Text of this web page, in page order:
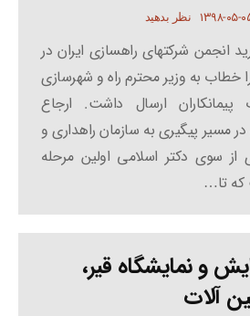
۰۵-۰۵ نظر بدهید
انجمن شرکتهای راهسازی ایران در
نامه ای را خطاب به وزیر محترم راه و شهرسازی
ارسال داشت. ارجاع
مسیر پیگیری به سازمان راهداری و
سوی دکتر اسلامی اولین مرحله
تا…
و نمایشگاه قیر،
آلات